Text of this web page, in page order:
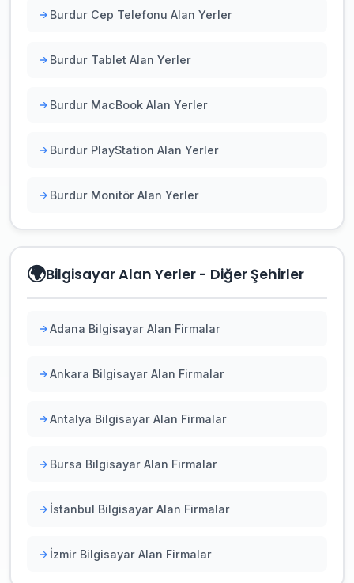
Burdur Cep Telefonu Alan Yerler
Burdur Tablet Alan Yerler
Burdur MacBook Alan Yerler
Burdur PlayStation Alan Yerler
Burdur Monitör Alan Yerler
🌍Bilgisayar Alan Yerler - Diğer Şehirler
Adana Bilgisayar Alan Firmalar
Ankara Bilgisayar Alan Firmalar
Antalya Bilgisayar Alan Firmalar
Bursa Bilgisayar Alan Firmalar
İstanbul Bilgisayar Alan Firmalar
İzmir Bilgisayar Alan Firmalar